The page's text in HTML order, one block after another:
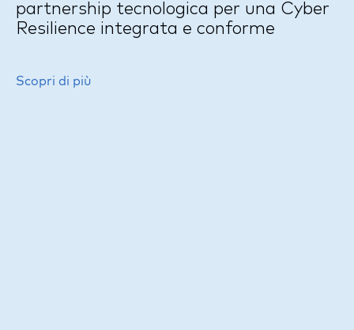
partnership tecnologica per una Cyber
Resilience integrata e conforme
Scopri di più